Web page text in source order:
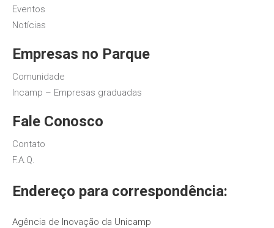
Eventos
Notícias
Empresas no Parque
Comunidade
Incamp – Empresas graduadas
Fale Conosco
Contato
F.A.Q.
Endereço para correspondência:
Agência de Inovação da Unicamp